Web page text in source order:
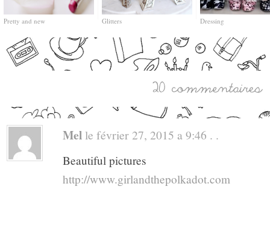
Pretty and new Glitters Dressing
Mel le février 27, 2015 a 9:46 . .
Beautiful pictures
http://www.girlandthepolkadot.com